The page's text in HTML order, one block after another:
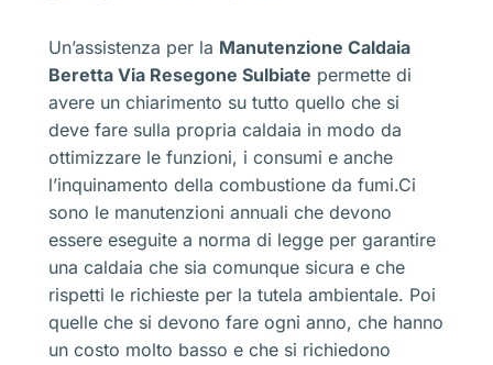
Un’assistenza per la Manutenzione Caldaia
Beretta Via Resegone Sulbiate permette di
avere un chiarimento su tutto quello che si
deve fare sulla propria caldaia in modo da
ottimizzare le funzioni, i consumi e anche
l’inquinamento della combustione da fumi.Ci
sono le manutenzioni annuali che devono
essere eseguite a norma di legge per garantire
una caldaia che sia comunque sicura e che
rispetti le richieste per la tutela ambientale. Poi
quelle che si devono fare ogni anno, che hanno
un costo molto basso e che si richiedono